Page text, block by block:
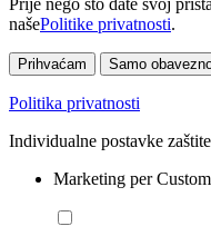
Prije nego što date svoj
našePolitike privatnosti.
Prihvaćam Samo
Politika privatnosti
Individualne postavke
Marketing per